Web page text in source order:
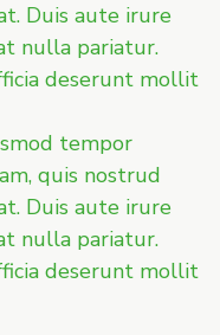
Duis aute irure
nulla pariatur.
deserunt mollit
tempor
quis nostrud
Duis aute irure
nulla pariatur.
deserunt mollit